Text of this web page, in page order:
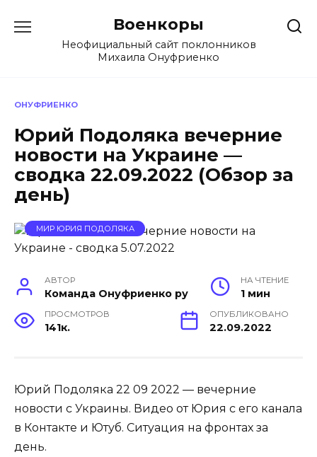
содержанию
Военкоры
Неофициальный сайт поклонников
Михаила Онуфриенко
ОНУФРИЕНКО
Юрий Подоляка вечерние
новости на Украине —
сводка 22.09.2022 (Обзор за
день)
МИР ЮРИЯ ПОДОЛЯКА
АВТОР
Команда Онуфриенко ру
НА ЧТЕНИЕ
1 мин
ПРОСМОТРОВ
141к.
ОПУБЛИКОВАНО
22.09.2022
Юрий Подоляка 22 09 2022 — вечерние
новости с Украины. Видео от Юрия с его канала
в Контакте и Ютуб. Ситуация на фронтах за
день.